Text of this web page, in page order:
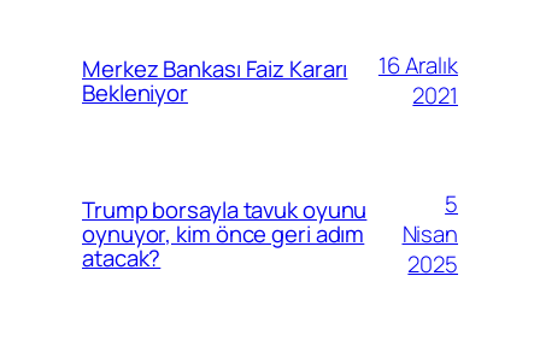
Merkez Bankası Faiz Kararı
Bekleniyor
16 Aralık
2021
Trump borsayla tavuk oyunu
oynuyor, kim önce geri adım
atacak?
5
Nisan
2025